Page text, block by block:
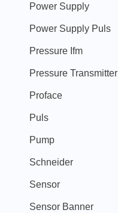
Power Supply
Power Supply Puls
Pressure Ifm
Pressure Transmitter
Proface
Puls
Pump
Schneider
Sensor
Sensor Banner